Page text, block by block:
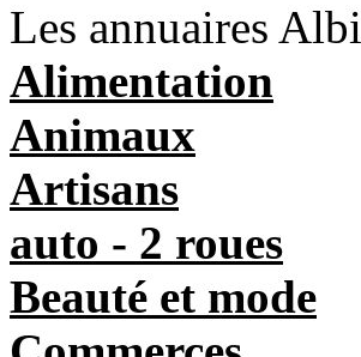
Les annuaires Albi
Alimentation
Animaux
Artisans
auto - 2 roues
Beauté et mode